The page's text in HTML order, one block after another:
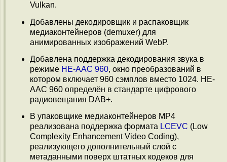
Vulkan.
Добавлены декодировщик и распаковщик
медиаконтейнеров (demuxer) для
анимированных изображений WebP.
Добавлена поддержка декодирования звука в
режиме HE-AAC 960, окно преобразований в
котором включает 960 сэмплов вместо 1024. HE-
AAC 960 определён в стандарте цифрового
радиовещания DAB+.
В упаковщике медиаконтейнеров MP4
реализована поддержка формата LCEVC (Low
Complexity Enhancement Video Coding),
реализующего дополнительный слой с
метаданными поверх штатных кодеков для